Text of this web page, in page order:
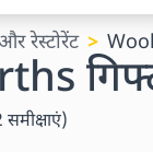
रेस्टोरेंट
समीक्षाएं)